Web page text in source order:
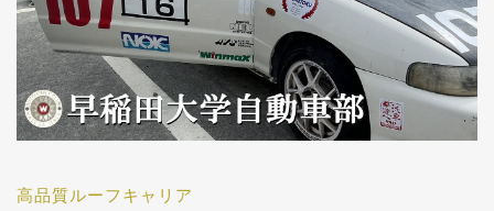
高品質ルーフキャリア